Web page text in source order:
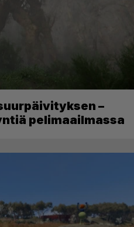
–
pelimaailmassa